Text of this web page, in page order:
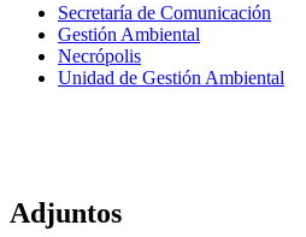
Secretaría de Comunicación
Gestión Ambiental
Necrópolis
Unidad de Gestión Ambiental
Adjuntos